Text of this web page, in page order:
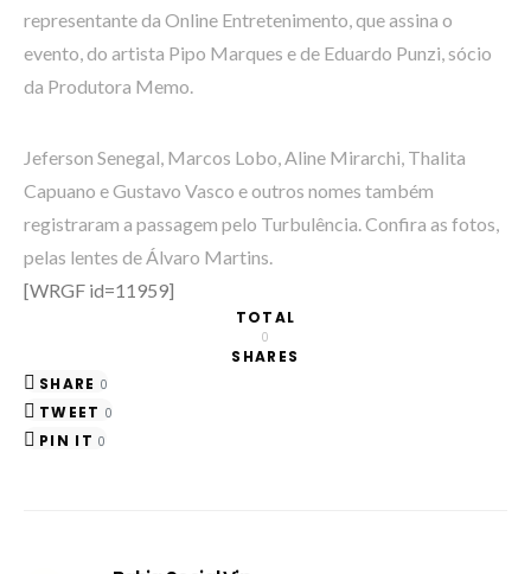
representante da Online Entretenimento, que assina o
evento, do artista Pipo Marques e de Eduardo Punzi, sócio
da Produtora Memo.
Jeferson Senegal, Marcos Lobo, Aline Mirarchi, Thalita
Capuano e Gustavo Vasco e outros nomes também
registraram a passagem pelo Turbulência. Confira as fotos,
pelas lentes de Álvaro Martins.
[WRGF id=11959]
TOTAL
0
SHARES
SHARE 0
TWEET 0
PIN IT 0